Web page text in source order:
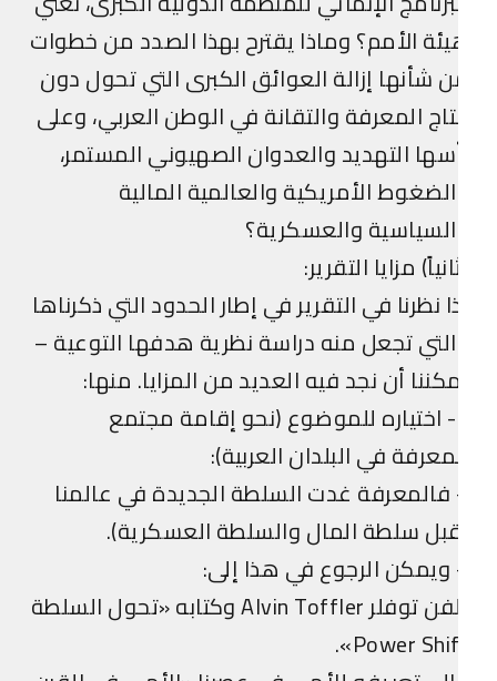
الأمم؟ وماذا يقترح بهذا الصدد من خطوات
شأنها إزالة العوائق الكبرى التي تحول دون
المعرفة والتقانة في الوطن العربي، وعلى
التهديد والعدوان الصهيوني المستمر،
الأمريكية والعالمية المالية
والعسكرية؟
مزايا التقرير:
نظرنا في التقرير في إطار الحدود التي ذكرناها
تجعل منه دراسة نظرية هدفها التوعية –
أن نجد فيه العديد من المزايا. منها:
1- اختياره للموضوع (نحو إقامة مجتمع
في البلدان العربية):
غدت السلطة الجديدة في عالمنا
سلطة المال والسلطة العسكرية).
الرجوع في هذا إلى:
ألفن توفلر Alvin Toffler وكتابه «تحول السلطة
Power